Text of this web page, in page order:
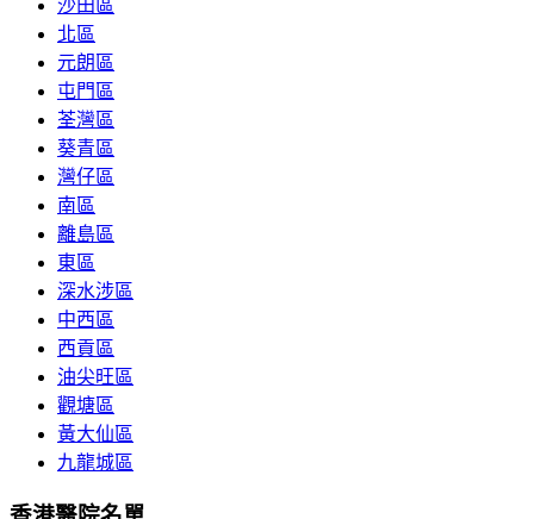
沙田區
北區
元朗區
屯門區
荃灣區
葵青區
灣仔區
南區
離島區
東區
深水涉區
中西區
西貢區
油尖旺區
觀塘區
黃大仙區
九龍城區